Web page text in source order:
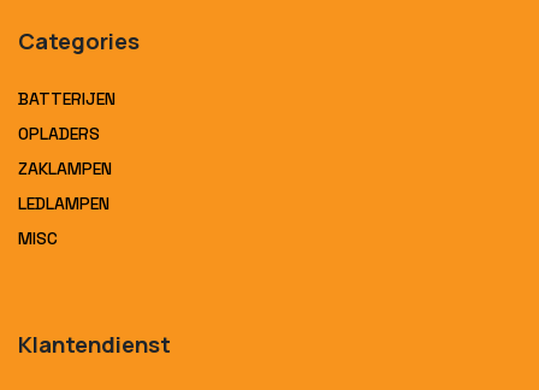
Categories
BATTERIJEN
OPLADERS
ZAKLAMPEN
LEDLAMPEN
MISC
Klantendienst